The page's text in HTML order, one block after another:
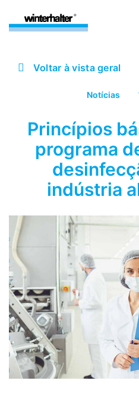
Voltar à vista geral
Notícias
Princípios
programa
indústria